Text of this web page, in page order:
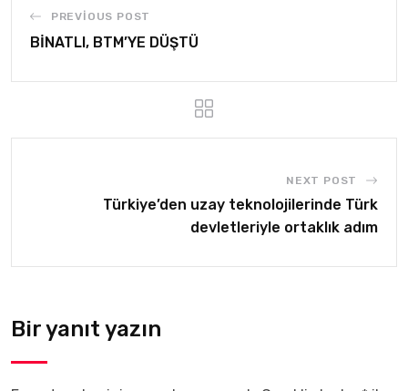
PREVIOUS POST
BİNATLI, BTM’YE DÜŞTÜ
NEXT POST
Türkiye’den uzay teknolojilerinde Türk
devletleriyle ortaklık adım
Bir yanıt yazın